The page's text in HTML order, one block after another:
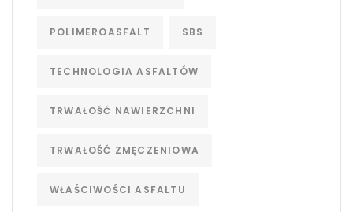
POLIMEROASFALT SBS
TECHNOLOGIA ASFALTÓW
TRWAŁOŚĆ NAWIERZCHNI
TRWAŁOŚĆ ZMĘCZENIOWA
WŁAŚCIWOŚCI ASFALTU